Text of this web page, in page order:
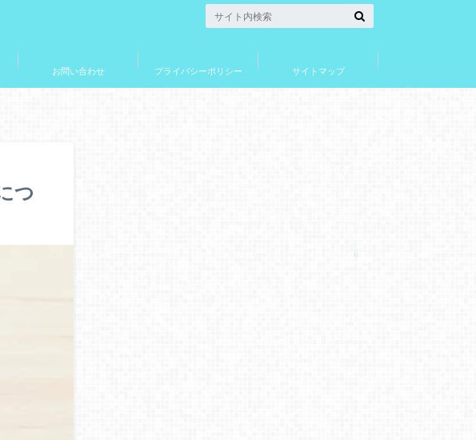
お問い合わせ プライバシーポリシー サイトマップ
つ